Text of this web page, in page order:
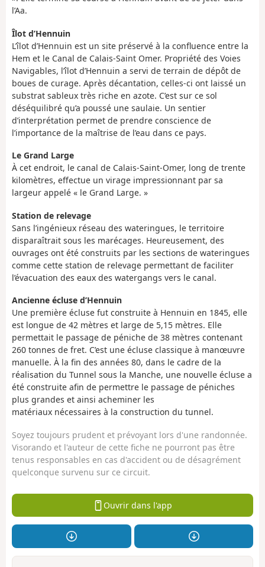
l’Aa.
Îlot d’Hennuin
L’îlot d’Hennuin est un site préservé à la confluence entre la
Hem et le Canal de Calais-Saint Omer. Propriété des Voies
Navigables, l’îlot d’Hennuin a servi de terrain de dépôt de
boues de curage. Après décantation, celles-ci ont laissé un
substrat sableux très riche en azote. C’est sur ce sol
déséquilibré qu’a poussé une saulaie. Un sentier
d’interprétation permet de prendre conscience de
l’importance de la maîtrise de l’eau dans ce pays.
Le Grand Large
À cet endroit, le canal de Calais-Saint-Omer, long de trente
kilomètres, effectue un virage impressionnant par sa
largeur appelé « le Grand Large. »
Station de relevage
Sans l’ingénieux réseau des wateringues, le territoire
disparaîtrait sous les marécages. Heureusement, des
ouvrages ont été construits par les sections de wateringues
comme cette station de relevage permettant de faciliter
l’évacuation des eaux des watergangs vers le canal.
Ancienne écluse d’Hennuin
Une première écluse fut construite à Hennuin en 1845, elle
est longue de 42 mètres et large de 5,15 mètres. Elle
permettait le passage de péniche de 38 mètres contenant
260 tonnes de fret. C’est une écluse classique à manœuvre
manuelle. À la fin des années 80, dans le cadre de la
réalisation du Tunnel sous la Manche, une nouvelle écluse a
été construite afin de permettre le passage de péniches
plus grandes et ainsi acheminer les
matériaux nécessaires à la construction du tunnel.
Soyez toujours prudent et prévoyant lors d'une randonnée.
Visorando et l'auteur de cette fiche ne pourront pas être
tenus responsables en cas d'accident ou de désagrément
quelconque survenu sur ce circuit.
Ouvrir dans l'app